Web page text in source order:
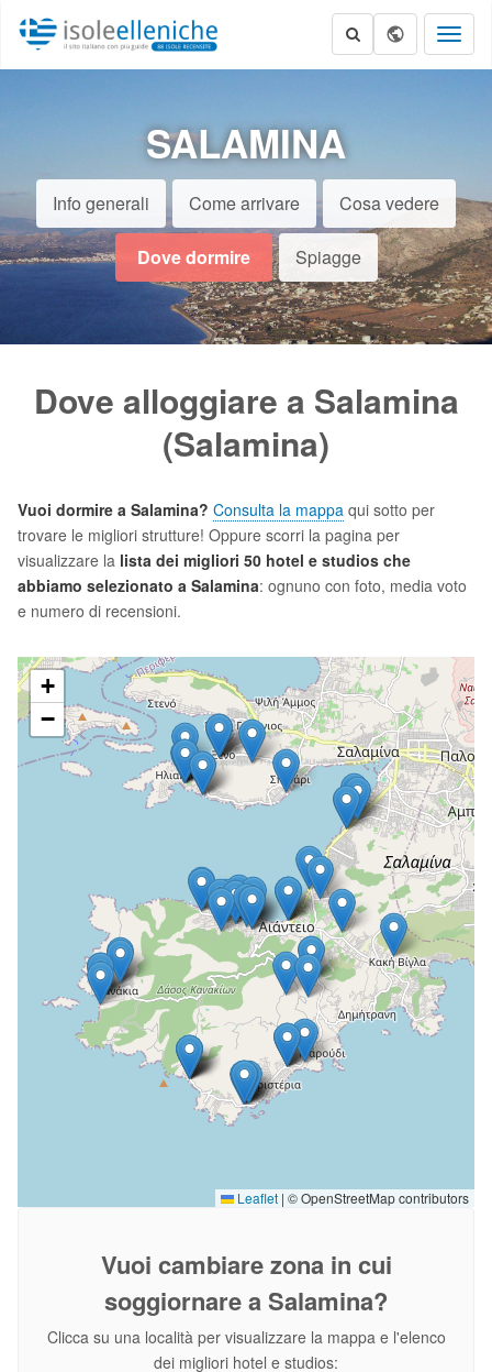
SALAMINA
Info generali Come arrivare Cosa vedere
Dove dormire Spiagge
Dove alloggiare a Salamina
(Salamina)
Vuoi dormire a Salamina? Consulta la mappa qui sotto per
trovare le migliori strutture! Oppure scorri la pagina per
visualizzare la lista dei migliori 50 hotel e studios che
abbiamo selezionato a Salamina: ognuno con foto, media voto
e numero di recensioni.
+
−
Leaflet | © OpenStreetMap contributors
Vuoi cambiare zonain cui
soggiornare a Salamina?
Clicca su una località per visualizzare la mappa e l'elenco
dei migliori hotel e studios: